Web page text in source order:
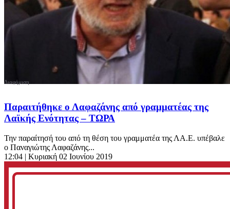
Παραιτήθηκε ο Λαφαζάνης από γραμματέας της
Λαϊκής Ενότητας – ΤΩΡΑ
Την παραίτησή του από τη θέση του γραμματέα της ΛΑ.Ε. υπέβαλε
ο Παναγιώτης Λαφαζάνης...
12:04 | Κυριακή 02 Ιουνίου 2019